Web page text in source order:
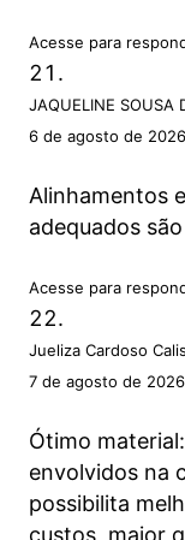
Acesse para
JAQUELINE SOUSA
6 de agosto de 2026
Alinhamentos
adequados
Acesse para
Jueliza Cardoso
7 de agosto de 2026
Ótimo
envolvidos na
possibilita
custos, maior